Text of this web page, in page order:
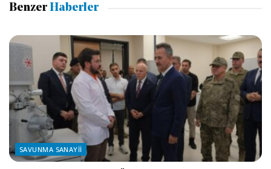
Benzer Haberler
SAVUNMA SANAYII